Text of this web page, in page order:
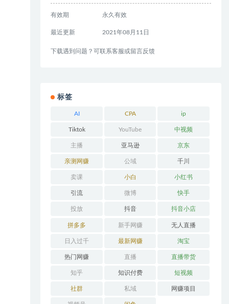
有效期 永久有效
最近更新 2021年08月11日
下载遇到问题？可联系客服或留言反馈
标签
AI CPA ip
Tiktok YouTube 中视频
主播 亚马逊 京东
亲测网赚 公域 千川
卖课 小白 小红书
引流 微博 快手
投放 抖音 抖音小店
拼多多 新手网赚 无人直播
日入过千 最新网赚 淘宝
热门网赚 直播 直播带货
知乎 知识付费 短视频
社群 私域 网赚项目